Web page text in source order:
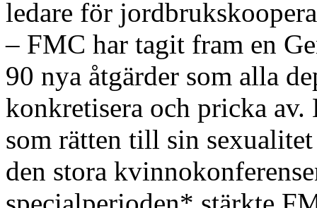
ledare för
– FMC har tagit fram en
90 nya åtgärder som alla
konkretisera och pricka
som rätten till sin
den stora